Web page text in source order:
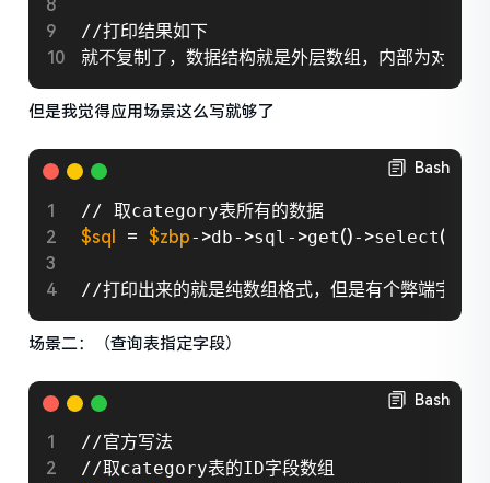
//打印结果如下
就不复制了，数据结构就是外层数组，内部为对象；
但是我觉得应用场景这么写就够了
Bash
$sql
= $zbp- >db- >sql- >get()- >select(
//打印出来的就是纯数组格式，但是有个弊端字段
场景二：（查询表指定字段）
Bash
//官方写法